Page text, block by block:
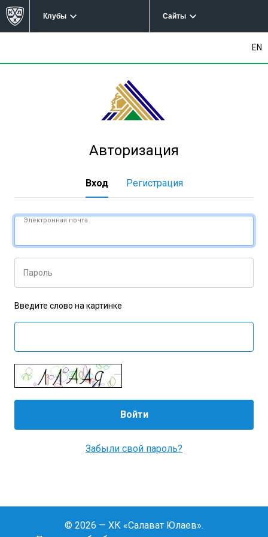
Клубы Сайты
EN
Авторизация
Вход Регистрация
Электронная почта
Пароль
Введите слово на картинке
Забыли свой пароль?
© 2026 — ХК «Салават Юлаев».